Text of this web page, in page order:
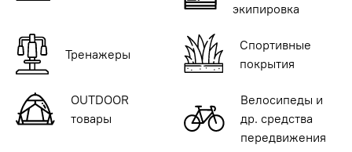
экипировка
Тренажеры
Спортивные
покрытия
OUTDOOR
товары
Велосипеды и
др. средства
передвижения